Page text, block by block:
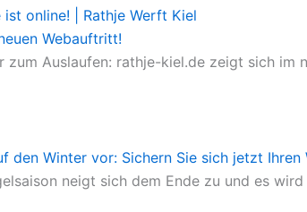
Webauftritt!
zum Auslaufen: rathje-kiel.de zeigt sich
den Winter vor: Sichern Sie sich jetzt
neigt sich dem Ende zu und es